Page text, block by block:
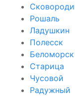
Рошаль
Ладушкин
Полесск
Беломорск
Старица
Чусовой
Радужный